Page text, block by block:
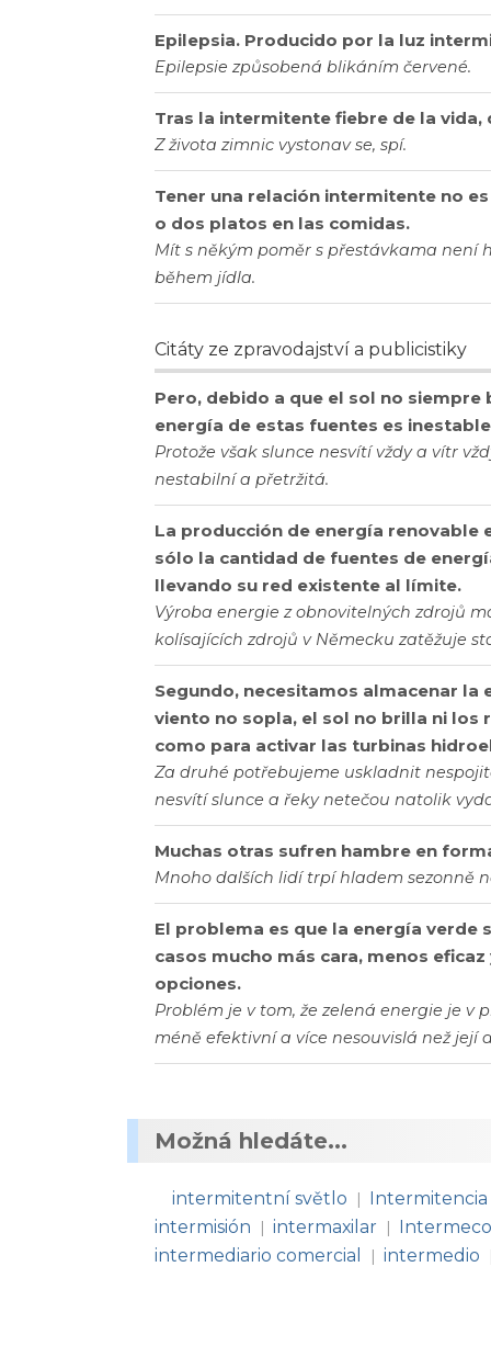
Epilepsia. Producido por la luz
Epilepsie způsobená blikáním červené.
Tras la intermitente fiebre de la vida,
Z života zimnic vystonav se, spí.
Tener una relación intermitente no
o dos platos en las comidas.
Mít s někým poměr s přestávkama není
během jídla.
Citáty ze zpravodajství a publicistiky
Pero, debido a que el sol no
energía de estas fuentes es
Protože však slunce nesvítí vždy a vítr
nestabilní a přetržitá.
La producción de energía renovable
sólo la cantidad de fuentes de
llevando su red existente al límite.
Výroba energie z obnovitelných zdrojů
kolísajících zdrojů v Německu zatěžuje
Segundo, necesitamos almacenar
viento no sopla, el sol no brilla ni los
como para activar las turbinas
Za druhé potřebujeme uskladnit
nesvítí slunce a řeky netečou natolik
Muchas otras sufren hambre en
Mnoho dalších lidí trpí hladem sezonně
El problema es que la energía verde
casos mucho más cara, menos
opciones.
Problém je v tom, že zelená energie je v
méně efektivní a více nesouvislá než její
Možná hledáte...
intermitentní světlo | Intermitencia
intermisión
| intermaxilar |
intermediario comercial
| intermedio